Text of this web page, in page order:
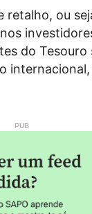
retalho, ou
do